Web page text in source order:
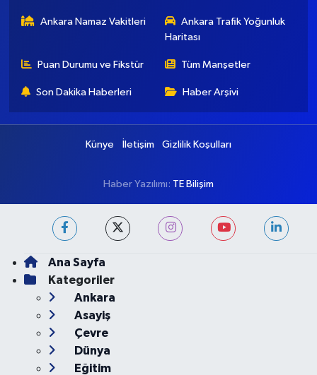
Ankara Namaz Vakitleri
Ankara Trafik Yoğunluk
Haritası
Puan Durumu ve Fikstür Tüm Manşetler
Son Dakika Haberleri Haber Arşivi
Künye İletişim Gizlilik Koşulları
Haber Yazılımı: TE Bilişim
Ana Sayfa
Kategoriler
Ankara
Asayiş
Çevre
Dünya
Eğitim